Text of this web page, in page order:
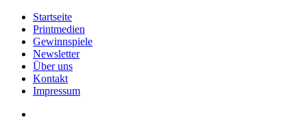
Startseite
Printmedien
Gewinnspiele
Newsletter
Über uns
Kontakt
Impressum